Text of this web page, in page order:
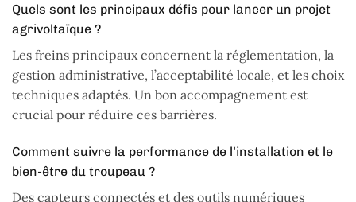
Quels sont les principaux défis pour lancer un projet
agrivoltaïque ?
Les freins principaux concernent la réglementation, la
gestion administrative, l’acceptabilité locale, et les choix
techniques adaptés. Un bon accompagnement est
crucial pour réduire ces barrières.
Comment suivre la performance de l’installation et le
bien-être du troupeau ?
Des capteurs connectés et des outils numériques